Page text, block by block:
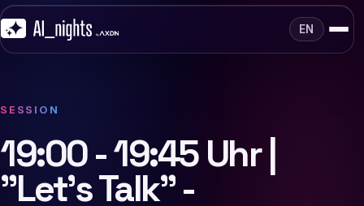
EN
SESSION
19:00 - 19:45 Uhr |
"Let's Talk" -